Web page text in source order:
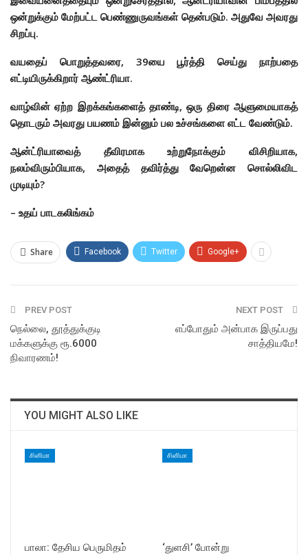
ஒன்றுக்கும் மேற்பட்ட பெண்ணுருவங்கள் தென்படும். அதுவே அவரது
சிறப்பு.
வயதைப் பொறுத்தவரை, 39யை பூர்த்தி செய்து நாற்பதை
எட்டியிருக்கிறார் ஆண்ட்ரியா.
வாழ்வின் ஏற்ற இறக்கங்களைத் தாண்டி, ஒரு திரை ஆளுமையாகத்
தொடரும் அவரது பயணம் இன்னும் பல உச்சங்களை எட்ட வேண்டும்.
ஆன்ட்ரியாவைத் தீவிரமாக உற்றுநோக்கும் விசிறியாக,
நலம்விரும்பியாக, அதைத் தவிர்த்து வேறென்ன சொல்லிவிட
முடியும்?
– உதய் பாடகலிங்கம்
Share Facebook Twitter Google+
PREV POST
நெல்லை, தூத்துக்குடி
மக்களுக்கு ரூ.6000
நிவாரணம்!
NEXT POST
எப்போதும் அன்பாக இருப்பது
சாத்தியமே!
YOU MIGHT ALSO LIKE
சினிமா
பாலா: தேசிய பெருமிதம்
சினிமா
‘துளசி’ போன்று